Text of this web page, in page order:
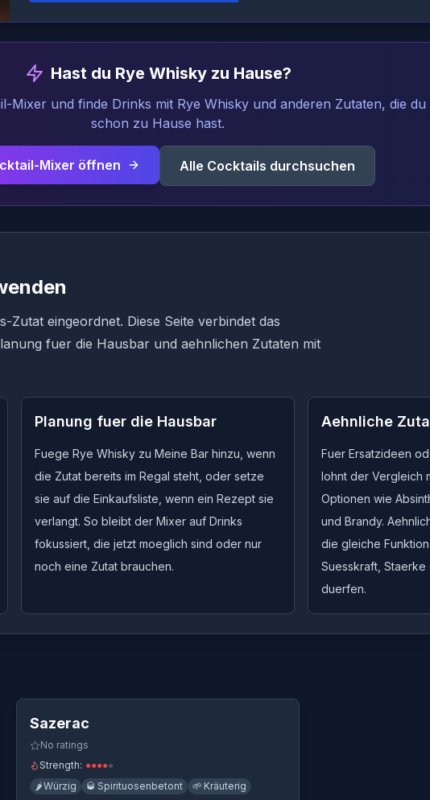
Hast du Rye Whisky zu Hause?
Mixer und finde Drinks mit Rye Whisky und anderen Zutaten, die du
schon zu Hause hast.
Mixer öffnen Alle Cocktails durchsuchen
Zutat eingeordnet. Diese Seite verbindet das
fuer die Hausbar und aehnlichen Zutaten mit
Planung fuer die Hausbar
Fuege Rye Whisky zu Meine Bar hinzu, wenn
die Zutat bereits im Regal steht, oder setze
sie auf die Einkaufsliste, wenn ein Rezept sie
verlangt. So bleibt der Mixer auf Drinks
fokussiert, die jetzt moeglich sind oder nur
noch eine Zutat brauchen.
Aehnliche
Fuer Ersatzideen
lohnt der Vergleich
Optionen wie
und Brandy.
die gleiche
Suesskraft,
duerfen.
Sazerac
No ratings
Strength: ●●●●●
🌶️Würzig 🥃 Spirituosenbetont 🌱 Kräuterig